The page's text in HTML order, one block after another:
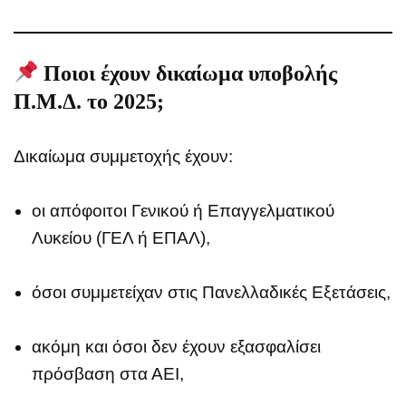
Ποιοι έχουν δικαίωμα υποβολής
Π.Μ.Δ. το 2025;
Δικαίωμα συμμετοχής έχουν:
οι απόφοιτοι Γενικού ή Επαγγελματικού
Λυκείου (ΓΕΛ ή ΕΠΑΛ),
όσοι συμμετείχαν στις Πανελλαδικές Εξετάσεις,
ακόμη και όσοι δεν έχουν εξασφαλίσει
πρόσβαση στα ΑΕΙ,